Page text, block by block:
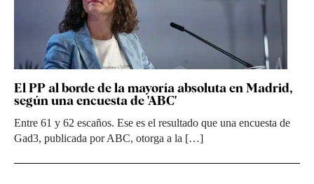
El PP al borde de la mayoría absoluta en Madrid,
según una encuesta de 'ABC'
Entre 61 y 62 escaños. Ese es el resultado que una encuesta de
Gad3, publicada por ABC, otorga a la […]